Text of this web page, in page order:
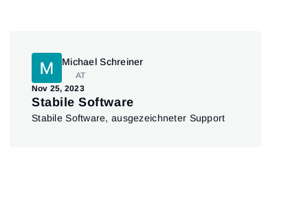
Michael Schreiner
AT
Nov 25, 2023
Stabile Software
Stabile Software, ausgezeichneter Support